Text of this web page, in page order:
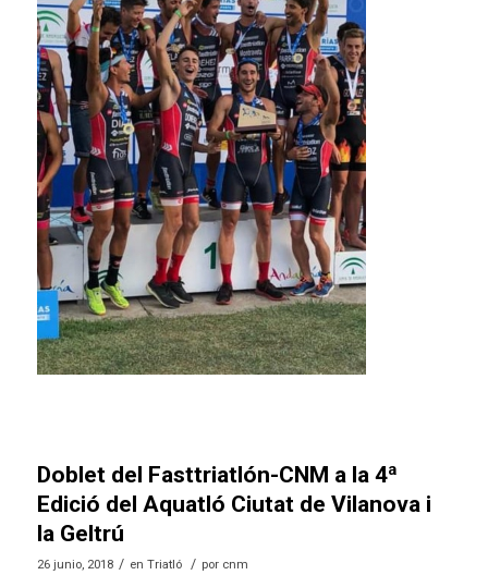
Doblet del Fasttriatlón-CNM a la 4ª
Edició del Aquatló Ciutat de Vilanova i
la Geltrú
26 junio, 2018 / en Triatló / por cnm